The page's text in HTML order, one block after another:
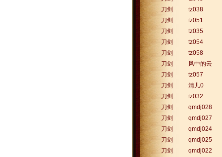
刀剑
tz038
刀剑
tz051
刀剑
tz035
刀剑
tz054
刀剑
tz058
刀剑
风中的云
刀剑
tz057
刀剑
清儿0
刀剑
tz032
刀剑
qmdj028
刀剑
qmdj027
刀剑
qmdj024
刀剑
qmdj025
刀剑
qmdj022